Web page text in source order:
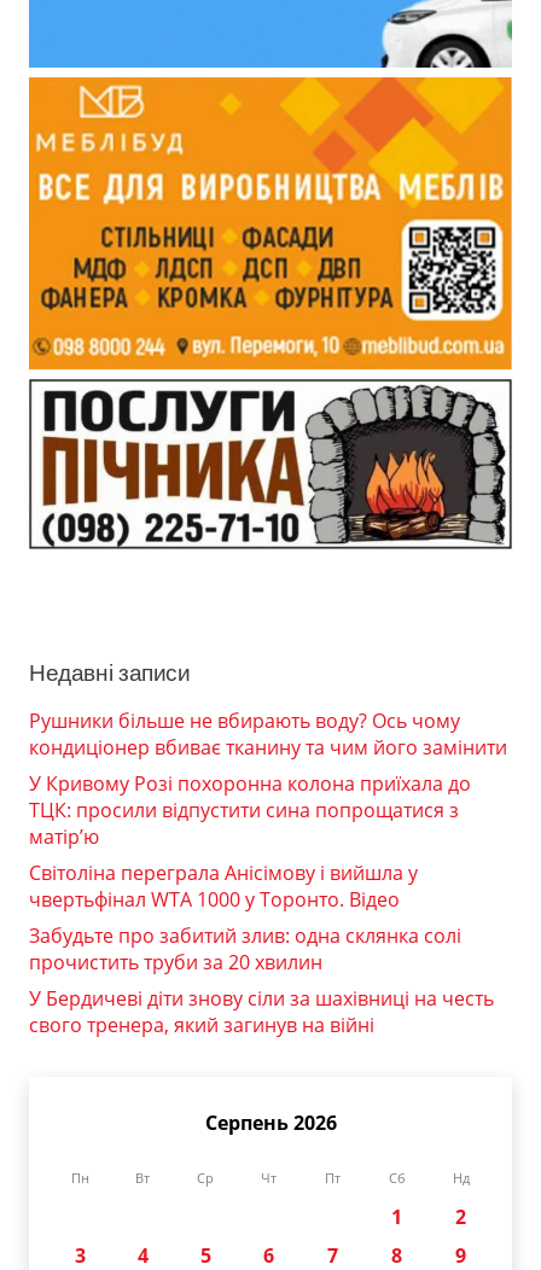
Недавні записи
Рушники більше не вбирають воду? Ось чому
кондиціонер вбиває тканину та чим його замінити
У Кривому Розі похоронна колона приїхала до
ТЦК: просили відпустити сина попрощатися з
матір’ю
Світоліна переграла Анісімову і вийшла у
чвертьфінал WTA 1000 у Торонто. Відео
Забудьте про забитий злив: одна склянка солі
прочистить труби за 20 хвилин
У Бердичеві діти знову сіли за шахівниці на честь
свого тренера, який загинув на війні
Серпень 2026
Пн Вт Ср Чт Пт Сб Нд
1
2
3
4 5 6 7 8
9